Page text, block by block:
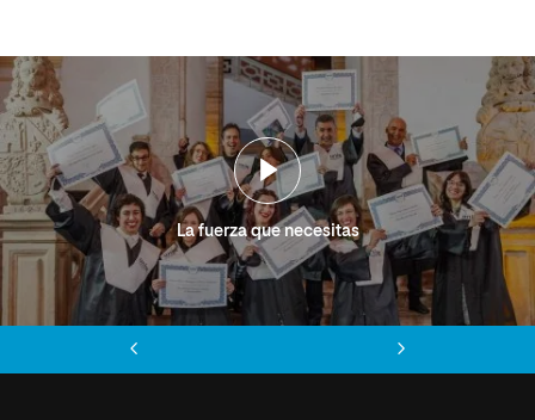
La fuerza que necesitas